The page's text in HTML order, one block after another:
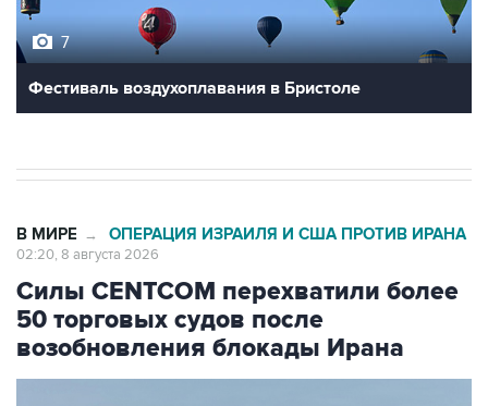
7
Фестиваль воздухоплавания в Бристоле
В МИРЕ → ОПЕРАЦИЯ ИЗРАИЛЯ И США ПРОТИВ ИРАНА
02:20, 8 августа 2026
Силы CENTCOM перехватили более
50 торговых судов после
возобновления блокады Ирана